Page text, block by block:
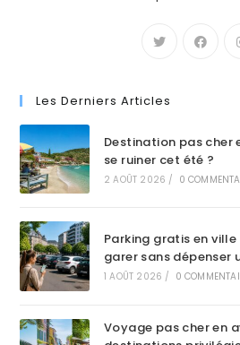
Les Derniers Articles
Destination pas cher
se ruiner cet été ?
2 AOÛT 2026 / 0
Parking gratis en
garer sans dépenser
1 AOÛT 2026 / 0
Voyage pas cher en